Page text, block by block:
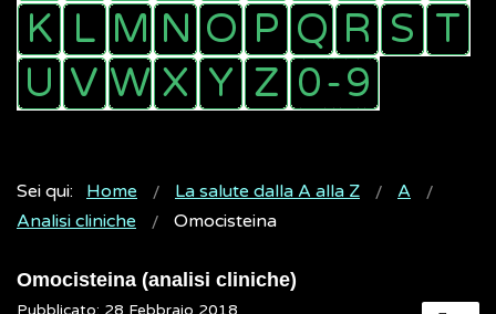
Sei qui: Home La salute dalla A alla Z
A
Analisi cliniche
Omocisteina
Omocisteina (analisi cliniche)